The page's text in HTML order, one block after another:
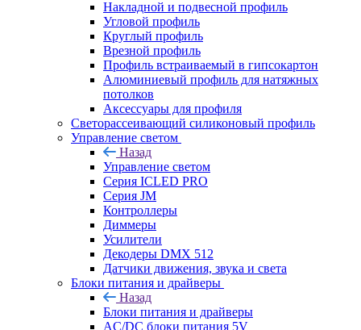
Накладной и подвесной профиль
Угловой профиль
Круглый профиль
Врезной профиль
Профиль встраиваемый в гипсокартон
Алюминиевый профиль для натяжных
потолков
Аксессуары для профиля
Светорассеивающий силиконовый профиль
Управление светом
Назад
Управление светом
Серия ICLED PRO
Серия JM
Контроллеры
Диммеры
Усилители
Декодеры DMX 512
Датчики движения, звука и света
Блоки питания и драйверы
Назад
Блоки питания и драйверы
AC/DC блоки питания 5V